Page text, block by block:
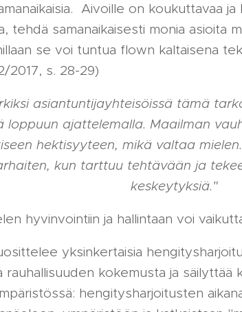
Aivoille on koukuttavaa
tehdä samanaikaisesti monia asioita
se voi tuntua flown kaltaisena
2017, s. 28-29)
asiantuntijayhteisöissä tämä
loppuun ajattelemalla. Maailman
hektisyyteen, mikä valtaa
kun tarttuu tehtävään ja
keskeytyksiä."
hyvinvointiin ja hallintaan voi
yksinkertaisia
rauhallisuuden kokemusta ja säilyttää
hengitysharjoitusten